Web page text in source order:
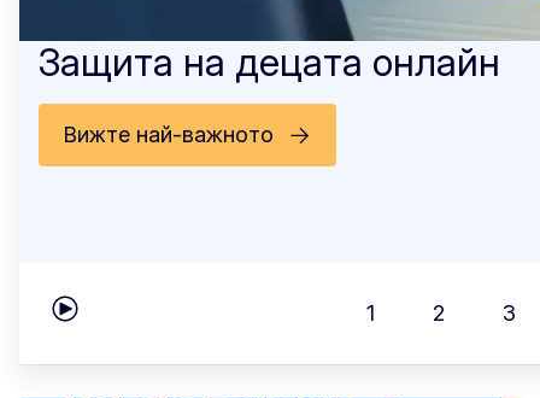
Play carousel 1 2 3
Защита на децата онлайн
Вижте най-важното